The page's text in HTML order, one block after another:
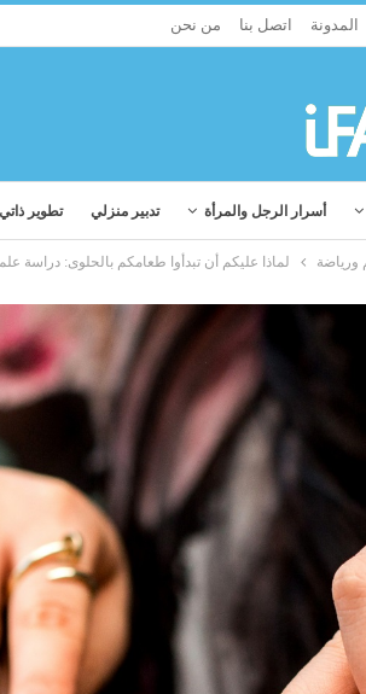
المدونة اتصل بنا من نحن
أسرار الرجل والمرأة تدبير منزلي تطوير ذاتي
ورياضة لماذا عليكم أن تبدأوا طعامكم بالحلوى: دراسة